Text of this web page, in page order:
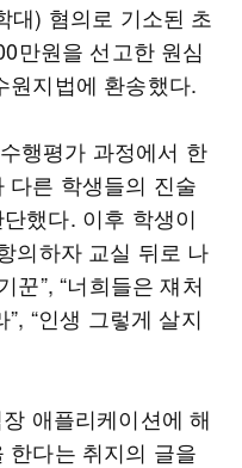
대) 혐의로 기소된 초
만원을 선고한 원심
원지법에 환송했다.
행평가 과정에서 한
다른 학생들의 진술
했다. 이후 학생이
의하자 교실 뒤로 나
꾼”, “너희들은 쟤처
“인생 그렇게 살지
애플리케이션에 해
한다는 취지의 글을